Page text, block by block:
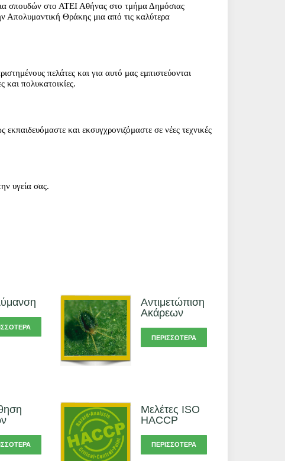
σπουδών στο ΑΤΕΙ Αθήνας στο τμήμα Δημόσιας
Απολυμαντική Θράκης μια από τις καλύτερα
πελάτες και για αυτό μας εμπιστεύονται
και πολυκατοικίες.
εκπαιδευόμαστε και εκσυγχρονιζόμαστε σε νέες τεχνικές
υγεία σας.
Αντιμετώπιση
Ακάρεων
ΠΕΡΙΣΣΌΤΕΡΑ
Μελέτες ISO
HACCP
ΠΕΡΙΣΣΌΤΕΡΑ